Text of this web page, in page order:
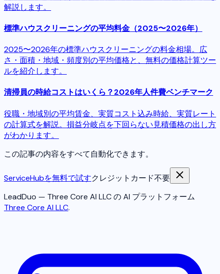
解説します。
標準ハウスクリーニングの平均料金（2025〜2026年）
2025〜2026年の標準ハウスクリーニングの料金相場。広
さ・面積・地域・頻度別の平均価格と、無料の価格計算ツー
ルを紹介します。
清掃員の時給コストはいくら？2026年人件費ベンチマーク
役職・地域別の平均賃金、実質コスト込み時給、実質レート
の計算式を解説。損益分岐点を下回らない見積価格の出し方
がわかります。
この記事の内容をすべて自動化できます。
ServiceHubを無料で試すクレジットカード不要
LeadDuo — Three Core AI LLC の AI プラットフォーム
Three Core AI LLC.